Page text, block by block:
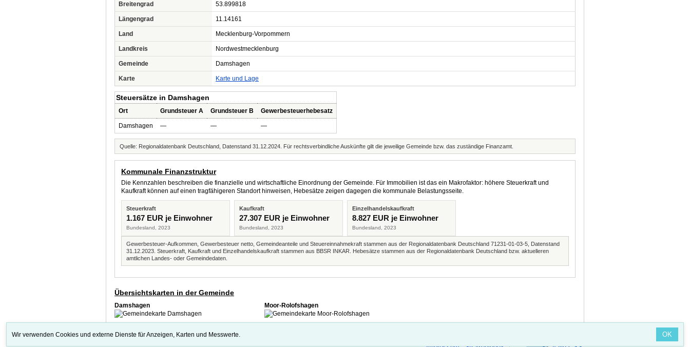
Breitengrad 53.899818
Längengrad 11.14161
Land Mecklenburg-Vorpommern
Landkreis Nordwestmecklenburg
Gemeinde Damshagen
Karte Karte und Lage
Steuersätze in Damshagen
Ort Grundsteuer A Grundsteuer B Gewerbesteuerhebesatz
Damshagen — — —
Quelle: Regionaldatenbank Deutschland, Datenstand 31.12.2024. Für rechtsverbindliche Auskünfte gilt die jeweilige Gemeinde bzw. das zuständige Finanzamt.
Kommunale Finanzstruktur
Die Kennzahlen beschreiben die finanzielle und wirtschaftliche Einordnung der Gemeinde. Für Immobilien ist das ein Makrofaktor: höhere Steuerkraft und
Kaufkraft können auf einen tragfähigeren Standort hinweisen, Hebesätze zeigen dagegen die kommunale Belastungsseite.
Steuerkraft
1.167 EUR je Einwohner
Bundesland, 2023
Kaufkraft
27.307 EUR je Einwohner
Bundesland, 2023
Einzelhandelskaufkraft
8.827 EUR je Einwohner
Bundesland, 2023
Gewerbesteuer-Aufkommen, Gewerbesteuer netto, Gemeindeanteile und Steuereinnahmekraft stammen aus der Regionaldatenbank Deutschland 71231-01-03-5, Datenstand
31.12.2023. Steuerkraft, Kaufkraft und Einzelhandelskaufkraft stammen aus BBSR INKAR. Hebesätze stammen aus der Regionaldatenbank Deutschland bzw. aktuelleren
amtlichen Landes- oder Gemeindedaten.
Übersichtskarten in der Gemeinde
Damshagen Moor-Rolofshagen
Wir verwenden Cookies und externe Dienste für Anzeigen, Karten und Messwerte. OK